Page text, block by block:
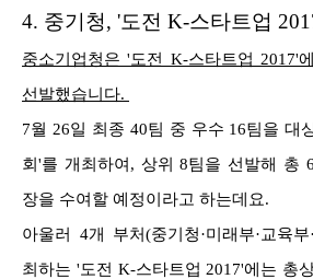
4. 중기청, '도전 K-스타트업
중소기업청은 '도전 K-스타트업 2017'
선발했습니다.
7월 26일 최종 40팀 중 우수 16팀을 대
회'를 개최하여, 상위 8팀을 선발해 총
장을 수여할 예정이라고 하는데요.
아울러 4개 부처(중기청·미래부·교육
최하는 '도전 K-스타트업 2017'에는 총